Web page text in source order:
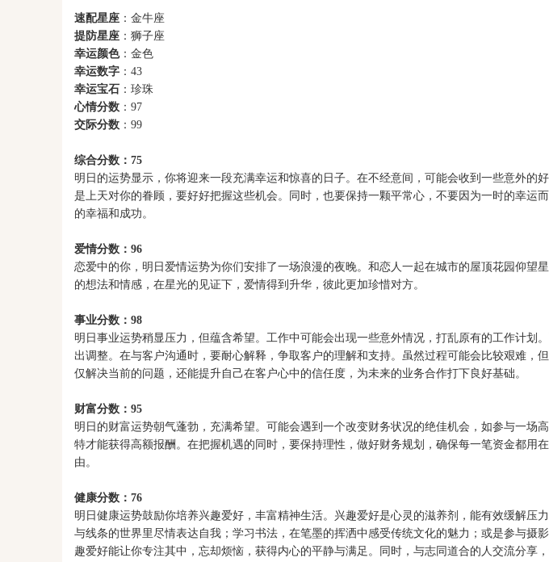
速配星座 ：金牛座
提防星座 ：狮子座
幸运颜色：金色
幸运数字 ：43
幸运宝石 ：珍珠
心情分数 ：97
交际分数 ：99
综合分数：75
明日的运势显示，你将迎来一段充满幸运和惊喜的日子。在不经意间，可能会收到一些意外的
是上天对你的眷顾，要好好把握这些机会。同时，也要保持一颗平常心，不要因为一时的幸运
的幸福和成功。
爱情分数：96
恋爱中的你，明日爱情运势为你们安排了一场浪漫的夜晚。和恋人一起在城市的屋顶花园仰望
的想法和情感，在星光的见证下，爱情得到升华，彼此更加珍惜对方。
事业分数：98
明日事业运势稍显压力，但蕴含希望。工作中可能会出现一些意外情况，打乱原有的工作计划
出调整。在与客户沟通时，要耐心解释，争取客户的理解和支持。虽然过程可能会比较艰难，
仅解决当前的问题，还能提升自己在客户心中的信任度，为未来的业务合作打下良好基础。
财富分数：95
明日的财富运势朝气蓬勃，充满希望。可能会遇到一个改变财务状况的绝佳机会，如参与一场
特才能获得高额报酬。在把握机遇的同时，要保持理性，做好财务规划，确保每一笔资金都用
由。
健康分数：76
明日健康运势鼓励你培养兴趣爱好，丰富精神生活。兴趣爱好是心灵的滋养剂，能有效缓解压
与线条的世界里尽情表达自我；学习书法，在笔墨的挥洒中感受传统文化的魅力；或是参与摄
趣爱好能让你专注其中，忘却烦恼，获得内心的平静与满足。同时，与志同道合的人交流分享